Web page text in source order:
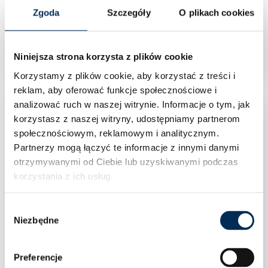
Zgoda Szczegóły O plikach cookies
Niniejsza strona korzysta z plików cookie
Korzystamy z plików cookie, aby korzystać z treści i
reklam, aby oferować funkcje społecznościowe i
analizować ruch w naszej witrynie. Informacje o tym, jak
korzystasz z naszej witryny, udostępniamy partnerom
społecznościowym, reklamowym i analitycznym.
Partnerzy mogą łączyć te informacje z innymi danymi
otrzymywanymi od Ciebie lub uzyskiwanymi podczas
korzystania z ich usług.
zgody
Niezbędne
Preferencje
Pompa cyrkulacyjna elektroniczna Onnline z